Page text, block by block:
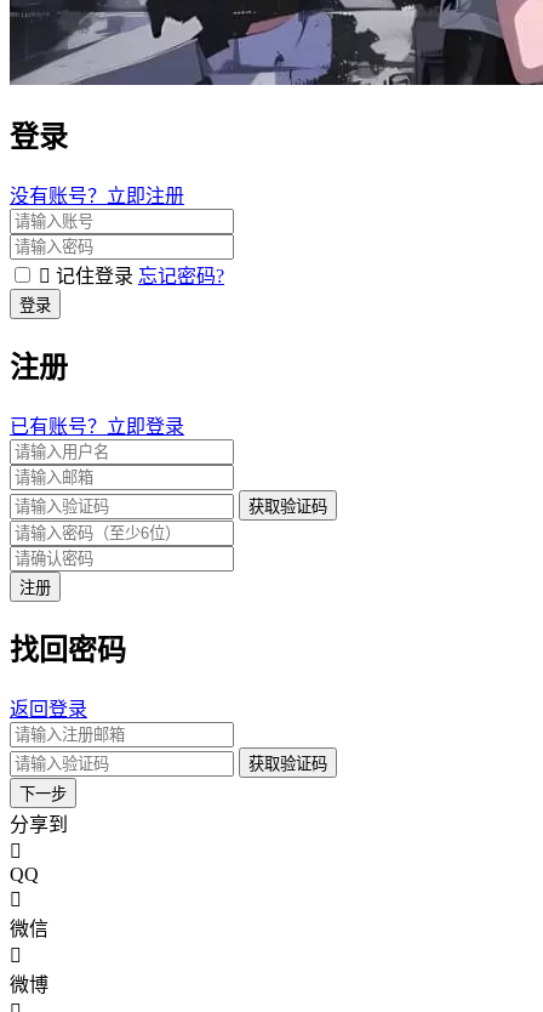
登录
没有账号？立即注册
记住登录 忘记密码?
登录
注册
已有账号？立即登录
获取验证码
注册
找回密码
返回登录
获取验证码
下一步
分享到
QQ
微信
微博